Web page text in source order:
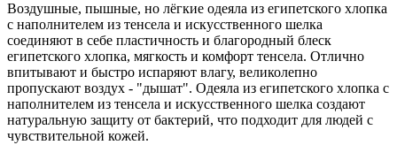
Воздушные, пышные, но лёгкие одеяла из египетского хлопка
с наполнителем из тенсела и искусственного шелка
соединяют в себе пластичность и благородный блеск
египетского хлопка, мягкость и комфорт тенсела. Отлично
впитывают и быстро испаряют влагу, великолепно
пропускают воздух - "дышат". Одеяла из египетского хлопка с
наполнителем из тенсела и искусственного шелка создают
натуральную защиту от бактерий, что подходит для людей с
чувствительной кожей.